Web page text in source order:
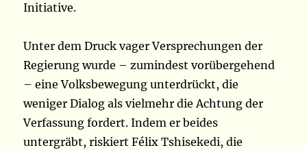
Initiative.
Unter dem Druck vager Versprechungen der
Regierung wurde – zumindest vorübergehend
– eine Volksbewegung unterdrückt, die
weniger Dialog als vielmehr die Achtung der
Verfassung fordert. Indem er beides
untergräbt, riskiert Félix Tshisekedi, die